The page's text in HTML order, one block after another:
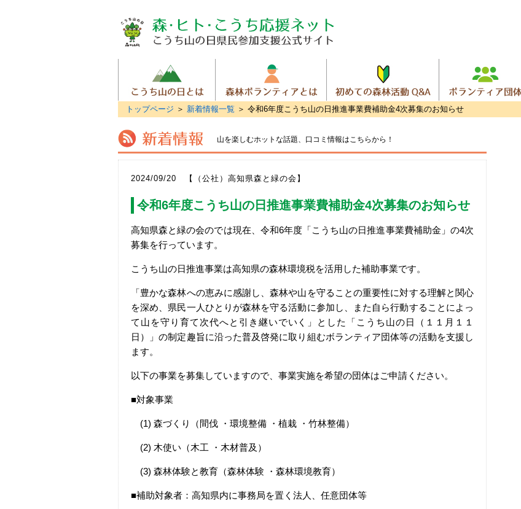
トップページ ＞ 新着情報一覧 ＞ 令和6年度こうち山の日推進事業費補助金4次募集のお知らせ
山を楽しむホットな話題、 口コミ情報はこちらから！
2024/09/20 【（公社）高知県森と緑の会】
令和6年度こうち山の日推進事業費補助金4次募集のお知らせ
高知県森と緑の会のでは現在、令和6年度「こうち山の日推進事業費補助金」の4次
募集を行っています。
こうち山の日推進事業は高知県の森林環境税を活用した補助事業です。
「豊かな森林への恵みに感謝し、森林や山を守ることの重要性に対する理解と関心
を深め、県民一人ひとりが森林を守る活動に参加し、また自ら行動することによっ
て山を守り育て次代へと引き継いでいく」とした「こうち山の日（１１月１１
日）」の制定趣旨に沿った普及啓発に取り組むボランティア団体等の活動を支援し
ます。
以下の事業を募集していますので、事業実施を希望の団体はご申請ください。
■対象事業
(1) 森づくり（間伐 ・環境整備 ・植栽 ・竹林整備）
(2) 木使い（木工 ・木材普及）
(3) 森林体験と教育（森林体験 ・森林環境教育）
■補助対象者：高知県内に事務局を置く法人、任意団体等